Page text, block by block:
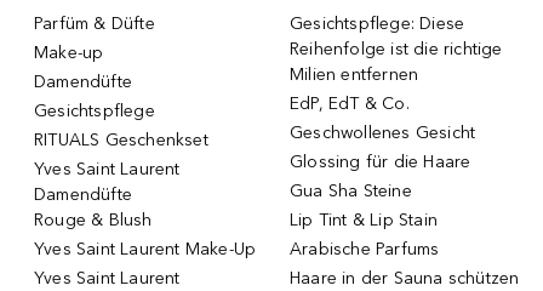
Parfüm & Düfte
Make-up
Damendüfte
Gesichtspflege
RITUALS Geschenkset
Yves Saint Laurent
Damendüfte
Rouge & Blush
Yves Saint Laurent Make-Up
Yves Saint Laurent
Gesichtspflege: Diese
Reihenfolge ist die richtige
Milien entfernen
EdP, EdT & Co.
Geschwollenes Gesicht
Glossing für die Haare
Gua Sha Steine
Lip Tint & Lip Stain
Arabische Parfums
Haare in der Sauna schützen